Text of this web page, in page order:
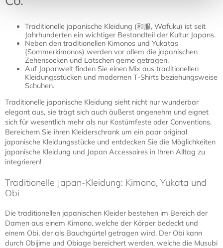
Traditionelle japanische Kleidung (和服, Wafuku) ist seit
Jahrhunderten ein wichtiger Bestandteil der Kultur Japans.
Neben den traditionellen Kimonos und Yukatas
(Sommerkimonos) werden vor allem die japanischen
Zehensocken und Latschen gerne getragen.
Auf Japanwelt finden Sie einen Mix aus traditionellen
Kleidungsstücken und modernen T-Shirts beziehungsweise
Schuhen.
Traditionelle japanische Kleidung sieht nicht nur wunderbar
elegant aus, sie trägt sich auch äußerst angenehm und eignet
sich für wesentlich mehr als nur Kostümfeste oder Conventions.
Bereichern Sie ihren Kleiderschrank um ein paar original
japanische Kleidungsstücke und entdecken Sie die Möglichkeiten
japanische Kleidung und Japan Accessoires in Ihren Alltag zu
integrieren!
Traditionelle Japan-Kleidung: Kimono, Yukata und
Obi
Die traditionellen japanischen Kleider bestehen im Bereich der
Damen aus einem Kimono, welche der Körper bedeckt und
einem Obi, der als Bauchgürtel getragen wird. Der Obi kann
durch Obijime und Obiage bereichert werden, welche die Musubi